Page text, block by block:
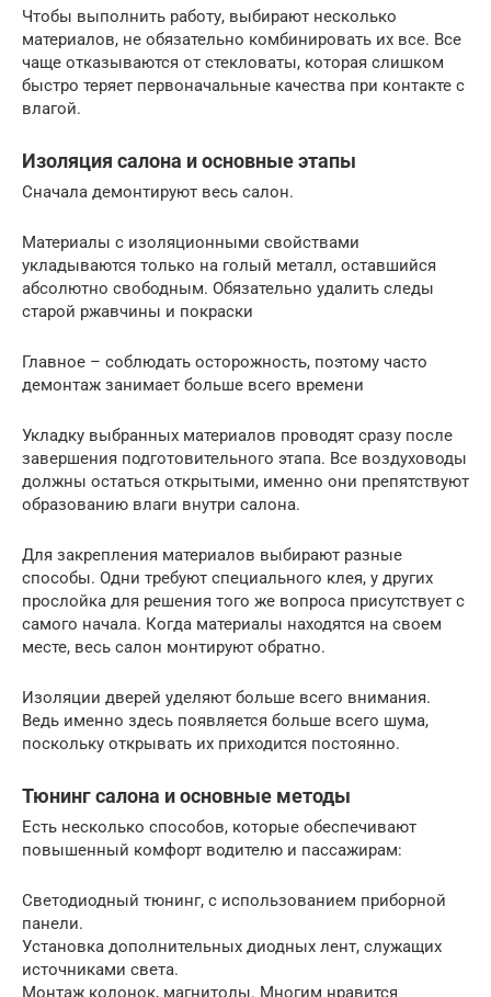
Чтобы выполнить работу, выбирают несколько
материалов, не обязательно комбинировать их все. Все
чаще отказываются от стекловаты, которая слишком
быстро теряет первоначальные качества при контакте с
влагой.
Изоляция салона и основные этапы
Сначала демонтируют весь салон.
Материалы с изоляционными свойствами
укладываются только на голый металл, оставшийся
абсолютно свободным. Обязательно удалить следы
старой ржавчины и покраски
Главное – соблюдать осторожность, поэтому часто
демонтаж занимает больше всего времени
Укладку выбранных материалов проводят сразу после
завершения подготовительного этапа. Все воздуховоды
должны остаться открытыми, именно они препятствуют
образованию влаги внутри салона.
Для закрепления материалов выбирают разные
способы. Одни требуют специального клея, у других
прослойка для решения того же вопроса присутствует с
самого начала. Когда материалы находятся на своем
месте, весь салон монтируют обратно.
Изоляции дверей уделяют больше всего внимания.
Ведь именно здесь появляется больше всего шума,
поскольку открывать их приходится постоянно.
Тюнинг салона и основные методы
Есть несколько способов, которые обеспечивают
повышенный комфорт водителю и пассажирам:
Светодиодный тюнинг, с использованием приборной
панели.
Установка дополнительных диодных лент, служащих
источниками света.
Монтаж колонок, магнитолы. Многим нравится